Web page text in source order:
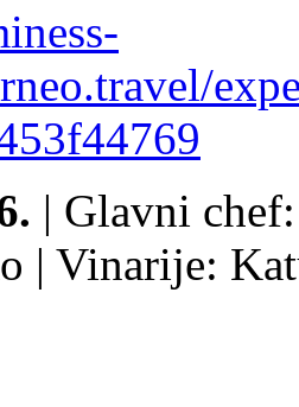
| Glavni
| Vinarije: